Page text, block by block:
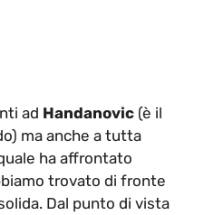
ad Handanovic (è il
ma anche a tutta
ha affrontato
trovato di fronte
Dal punto di vista